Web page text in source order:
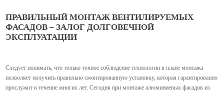
ПРАВИЛЬНЫЙ МОНТАЖ ВЕНТИЛИРУЕМЫХ
ФАСАДОВ – ЗАЛОГ ДОЛГОВЕЧНОЙ
ЭКСПЛУАТАЦИИ
Следует понимать, что только точное соблюдение технологии в плане монтажа
позволяет получить правильно смонтированную установку, которая гарантированно
прослужит в течение многих лет. Сегодня при монтаже алюминиевых фасадов из